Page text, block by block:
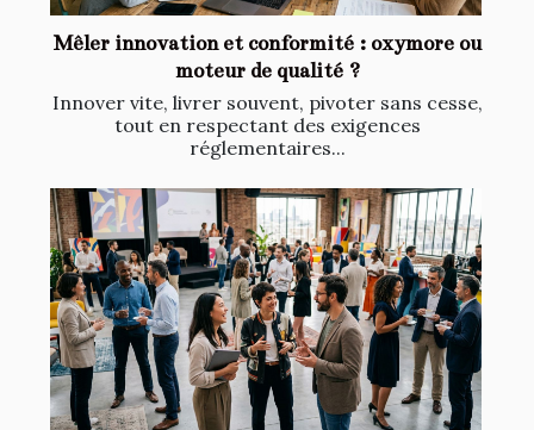
Mêler innovation et conformité : oxymore ou
moteur de qualité ?
Innover vite, livrer souvent, pivoter sans cesse,
tout en respectant des exigences
réglementaires...